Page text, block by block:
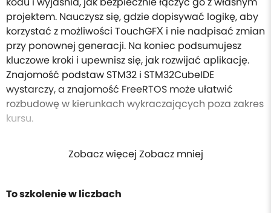
projektem. Nauczysz się, gdzie dopisywać logikę, aby
korzystać z możliwości TouchGFX i nie nadpisać zmian
przy ponownej generacji. Na koniec podsumujesz
kluczowe kroki i upewnisz się, jak rozwijać aplikację.
Znajomość podstaw STM32 i STM32CubeIDE
wystarczy, a znajomość FreeRTOS może ułatwić
rozbudowę w kierunkach wykraczających poza zakres
kursu.
Zobacz więcej Zobacz mniej
To szkolenie w liczbach